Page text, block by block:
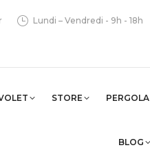
Lundi – Vendredi - 9h - 18h
STORE PERGOLA
BLOG